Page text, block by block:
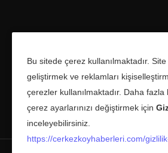
Bu sitede çerez kullanılmaktadır.
geliştirmek ve reklamları
çerezler kullanılmaktadır. Daha
çerez ayarlarınızı değiştirmek için
inceleyebilirsiniz.
https://cerkezkoyhaberleri.com/